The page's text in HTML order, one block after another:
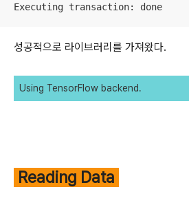
Executing transaction: done
성공적으로 라이브러리를 가져왔다.
Using TensorFlow backend.
Reading Data